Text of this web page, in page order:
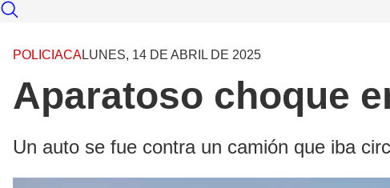
POLICIACALUNES, 14 DE ABRIL DE 2025
Aparatoso choque
Un auto se fue contra un camión que iba